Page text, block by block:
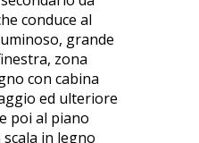
conduce al
grande
zona
con cabina
ed ulteriore
poi al piano
in legno